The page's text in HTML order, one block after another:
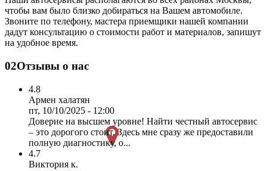
чтобы вам было близко добираться на Вашем автомобиле.
Звоните по телефону, мастера приемщики нашей компании
дадут консультацию о стоимости работ и материалов, запишут
на удобное время.
02Отзывы о нас
4.8
Армен халатян
пт, 10/10/2025 - 12:00
Доверие на высшем уровне! Найти честный автосервис
– это дорогого стоит. Здесь мне сразу же предоставили
полную диагностику, о...
4.7
Виктория к.